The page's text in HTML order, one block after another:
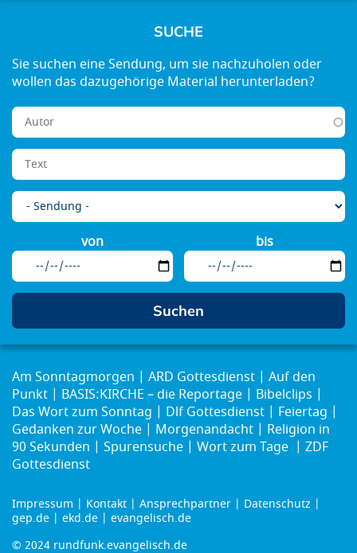
SUCHE
von bis
Am Sonntagmorgen ARD Gottesdienst
Auf den
Punkt
BASIS:KIRCHE – die Reportage
Bibelclips
Das Wort zum Sonntag
Dlf Gottesdienst
Feiertag
Gedanken zur Woche
Morgenandacht
Religion in
90 Sekunden
Spurensuche Wort zum Tage
ZDF
Gottesdienst
Footer
menu
Impressum Kontakt Ansprechpartner
Datenschutz
gep.de
ekd.de
evangelisch.de
© 2024 rundfunk.evangelisch.de